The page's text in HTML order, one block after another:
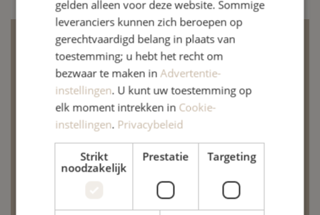
De praktijk is gesloten op
maandag 29 juni
22 juni 2026
Het was hoog tijd om onze oefenruimte te
vernieuwen. Daarom voeren we aanstaande
maandag enkele moderniseringswerken uit. Om
deze werken vlot te laten verlopen, zal de praktijk
gelden alleen voor deze website. Sommige
leveranciers kunnen zich beroepen op
gerechtvaardigd belang in plaats van
toestemming; u hebt het recht om
bezwaar te maken inAdvertentie-
instellingen. U kunt uw toestemming op
elk moment intrekken in Cookie-
instellingen. Privacybeleid
Strikt
noodzakelijk
Prestatie Targeting